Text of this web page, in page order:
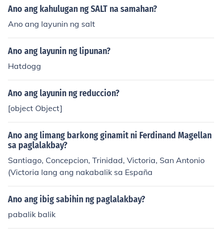
Ano ang kahulugan ng SALT na samahan?
Ano ang layunin ng salt
Ano ang layunin ng lipunan?
Hatdogg
Ano ang layunin ng reduccion?
[object Object]
Ano ang limang barkong ginamit ni Ferdinand Magellan
sa paglalakbay?
Santiago, Concepcion, Trinidad, Victoria, San Antonio
(Victoria lang ang nakabalik sa España
Ano ang ibig sabihin ng paglalakbay?
pabalik balik